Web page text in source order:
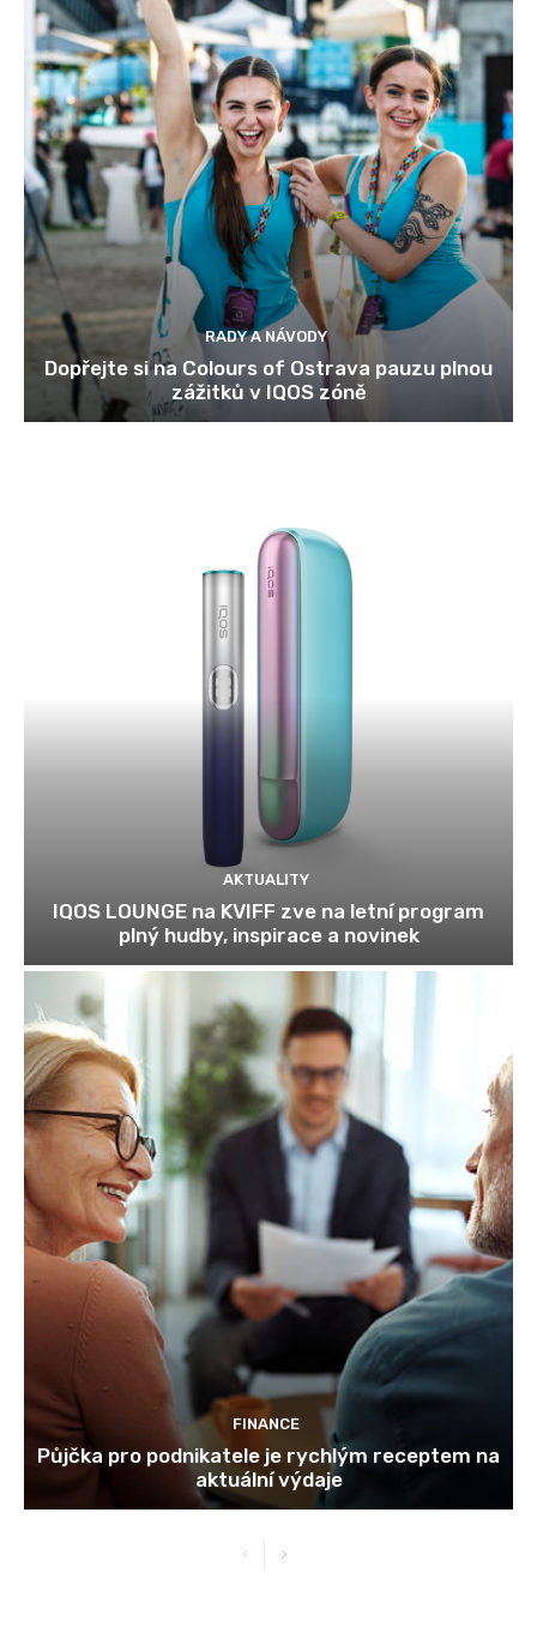
RADY A NÁVODY
Dopřejte si na Colours of Ostrava pauzu plnou
zážitků v IQOS zóně
AKTUALITY
IQOS LOUNGE na KVIFF zve na letní program
plný hudby, inspirace a novinek
FINANCE
Půjčka pro podnikatele je rychlým receptem na
aktuální výdaje